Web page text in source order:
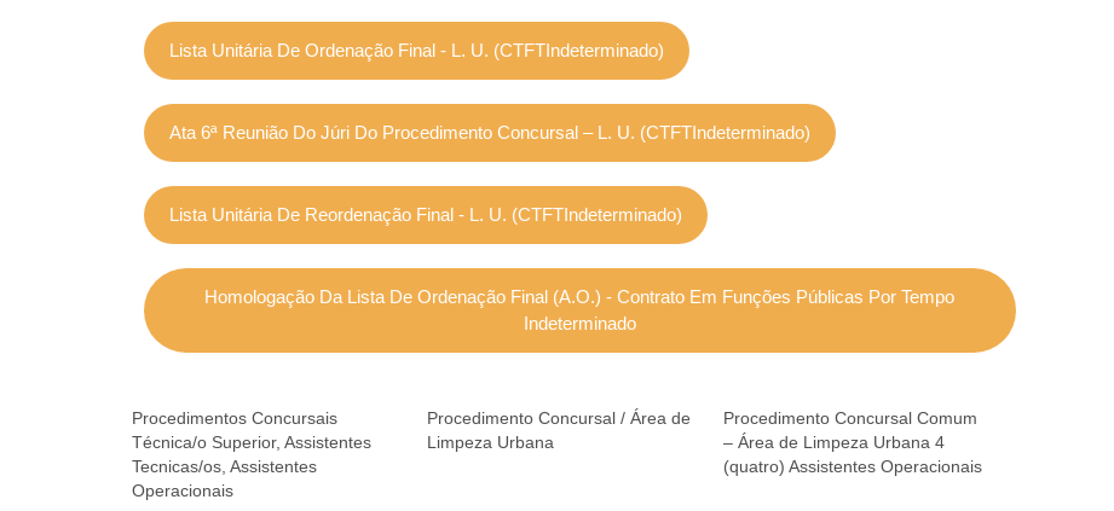
Lista Unitária De Ordenação Final - L. U. (CTFTIndeterminado)
Ata 6ª Reunião Do Júri Do Procedimento Concursal – L. U. (CTFTIndeterminado)
Lista Unitária De Reordenação Final - L. U. (CTFTIndeterminado)
Homologação Da Lista De Ordenação Final (A.O.) - Contrato Em Funções Públicas Por Tempo
Indeterminado
Procedimentos Concursais
Técnica/o Superior, Assistentes
Tecnicas/os, Assistentes
Operacionais
Procedimento Concursal / Área de
Limpeza Urbana
Procedimento Concursal Comum
– Área de Limpeza Urbana 4
(quatro) Assistentes Operacionais